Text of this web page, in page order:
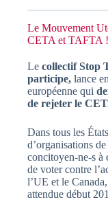
Le Mouvement
CETA et TAFTA !
Le collectif Stop
participe, lance
européenne qui
de rejeter le
Dans tous les
d’organisations
concitoyen-ne-s à
de voter contre
l’UE et le
attendue début